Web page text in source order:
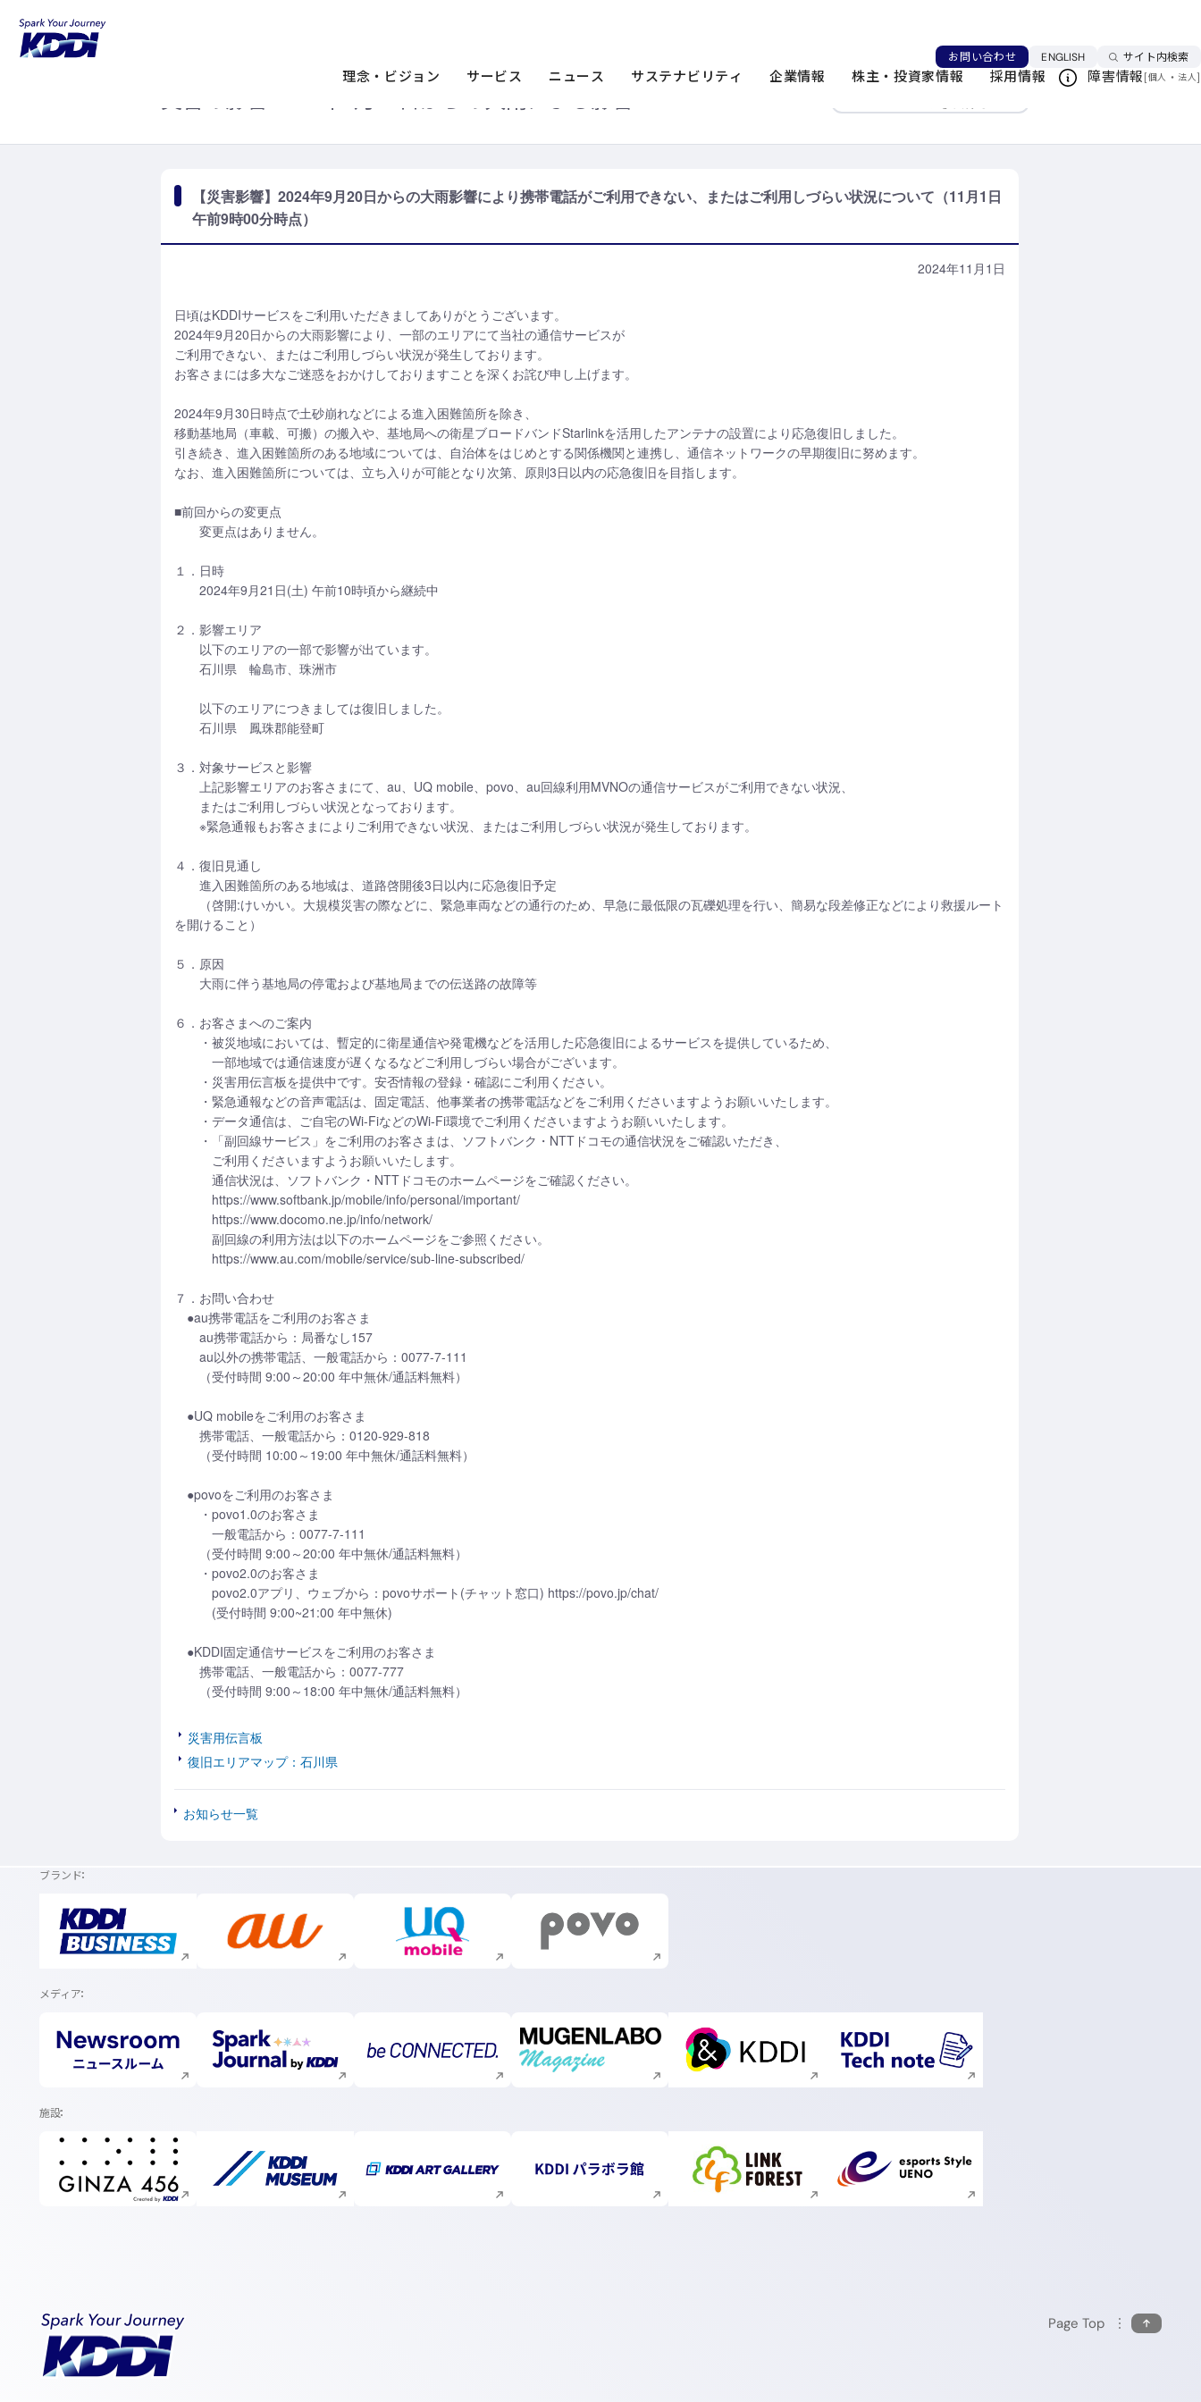
お問い合わせ ENGLISH言語を切り替える
サイト内検索
理念・ビジョン サービス ニュース サステナビリティ 企業情報 株主・投資家情報 採用情報 障害情報[個人 ・ 法人]
【災害影響】2024年9月20日からの大雨影響により携帯電話がご利用できない、またはご利用しづらい状況について（11月1日
午前9時00分時点）
2024年11月1日
日頃はKDDIサービスをご利用いただきましてありがとうございます。
2024年9月20日からの大雨影響により、一部のエリアにて当社の通信サービスが
ご利用できない、またはご利用しづらい状況が発生しております。
お客さまには多大なご迷惑をおかけしておりますことを深くお詫び申し上げます。
2024年9月30日時点で土砂崩れなどによる進入困難箇所を除き、
移動基地局（車載、可搬）の搬入や、基地局への衛星ブロードバンドStarlinkを活用したアンテナの設置により応急復旧しました。
引き続き、進入困難箇所のある地域については、自治体をはじめとする関係機関と連携し、通信ネットワークの早期復旧に努めます。
なお、進入困難箇所については、立ち入りが可能となり次第、原則3日以内の応急復旧を目指します。
■前回からの変更点
変更点はありません。
１．日時
2024年9月21日(土) 午前10時頃から継続中
２．影響エリア
以下のエリアの一部で影響が出ています。
石川県 輪島市、珠洲市
以下のエリアにつきましては復旧しました。
石川県 鳳珠郡能登町
３．対象サービスと影響
上記影響エリアのお客さまにて、au、UQ mobile、povo、au回線利用MVNOの通信サービスがご利用できない状況、
またはご利用しづらい状況となっております。
※緊急通報もお客さまによりご利用できない状況、またはご利用しづらい状況が発生しております。
４．復旧見通し
進入困難箇所のある地域は、道路啓開後3日以内に応急復旧予定
（啓開:けいかい。大規模災害の際などに、緊急車両などの通行のため、早急に最低限の瓦礫処理を行い、簡易な段差修正などにより救援ルート
を開けること）
５．原因
大雨に伴う基地局の停電および基地局までの伝送路の故障等
６．お客さまへのご案内
・被災地域においては、暫定的に衛星通信や発電機などを活用した応急復旧によるサービスを提供しているため、
一部地域では通信速度が遅くなるなどご利用しづらい場合がございます。
・災害用伝言板を提供中です。安否情報の登録・確認にご利用ください。
・緊急通報などの音声電話は、固定電話、他事業者の携帯電話などをご利用くださいますようお願いいたします。
・データ通信は、ご自宅のWi-FiなどのWi-Fi環境でご利用くださいますようお願いいたします。
・「副回線サービス」をご利用のお客さまは、ソフトバンク・NTTドコモの通信状況をご確認いただき、
ご利用くださいますようお願いいたします。
通信状況は、ソフトバンク・NTTドコモのホームページをご確認ください。
https://www.softbank.jp/mobile/info/personal/important/
https://www.docomo.ne.jp/info/network/
副回線の利用方法は以下のホームページをご参照ください。
https://www.au.com/mobile/service/sub-line-subscribed/
７．お問い合わせ
●au携帯電話をご利用のお客さま
au携帯電話から：局番なし157
au以外の携帯電話、一般電話から：0077-7-111
（受付時間 9:00～20:00 年中無休/通話料無料）
●UQ mobileをご利用のお客さま
携帯電話、一般電話から：0120-929-818
（受付時間 10:00～19:00 年中無休/通話料無料）
●povoをご利用のお客さま
・povo1.0のお客さま
一般電話から：0077-7-111
（受付時間 9:00～20:00 年中無休/通話料無料）
・povo2.0のお客さま
povo2.0アプリ、ウェブから：povoサポート(チャット窓口) https://povo.jp/chat/
(受付時間 9:00~21:00 年中無休)
●KDDI固定通信サービスをご利用のお客さま
携帯電話、一般電話から：0077-777
（受付時間 9:00～18:00 年中無休/通話料無料）
災害用伝言板
復旧エリアマップ：石川県
お知らせ一覧
お知らせ一覧
ブランド
新規ウィンドウで開く 新規ウィンドウで開く 新規ウィンドウで開く 新規ウィンドウで開く
メディア
新規ウィンドウで開く 新規ウィンドウで開く 新規ウィンドウで開く 新規ウィンドウで開く 新規ウィンドウで開く 新規ウィンドウで開く
施設
新規ウィンドウで開く 新規ウィンドウで開く 新規ウィンドウで開く 新規ウィンドウで開く 新規ウィンドウで開く 新規ウィンドウで開く
Page Top